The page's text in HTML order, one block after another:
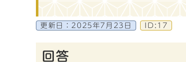
更新日： 2025年7月23日 ID:17
回答